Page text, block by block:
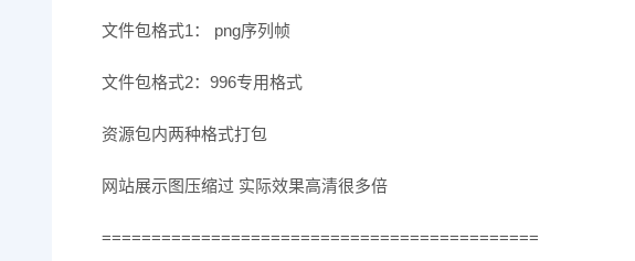
文件包格式1： png序列帧
文件包格式2：996专用格式
资源包内两种格式打包
网站展示图压缩过 实际效果高清很多倍
============================================